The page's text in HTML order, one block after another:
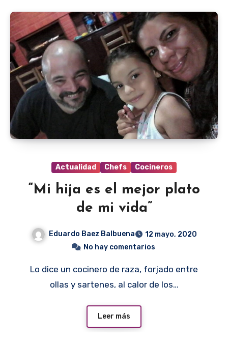
Actualidad Chefs Cocineros
“Mi hija es el mejor plato
de mi vida”
Eduardo Baez Balbuena
12 mayo, 2020
No hay comentarios
Lo dice un cocinero de raza, forjado entre
ollas y sartenes, al calor de los…
Leer más